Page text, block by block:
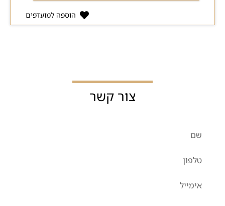
הוספה למועדפים
צור קשר